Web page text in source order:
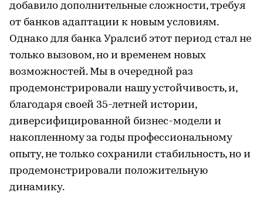
добавило дополнительные сложности, требуя
от банков адаптации к новым условиям.
Однако для банка Уралсиб этот период стал не
только вызовом, но и временем новых
возможностей. Мы в очередной раз
продемонстрировали нашу устойчивость, и,
благодаря своей 35-летней истории,
диверсифицированной бизнес-модели и
накопленному за годы профессиональному
опыту, не только сохранили стабильность, но и
продемонстрировали положительную
динамику.